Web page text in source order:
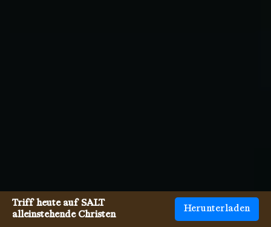
Triff heute auf SALT
alleinstehende Christen
Herunterladen